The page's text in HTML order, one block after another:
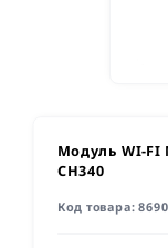
Модуль WI-FI
CH340
Код товара: